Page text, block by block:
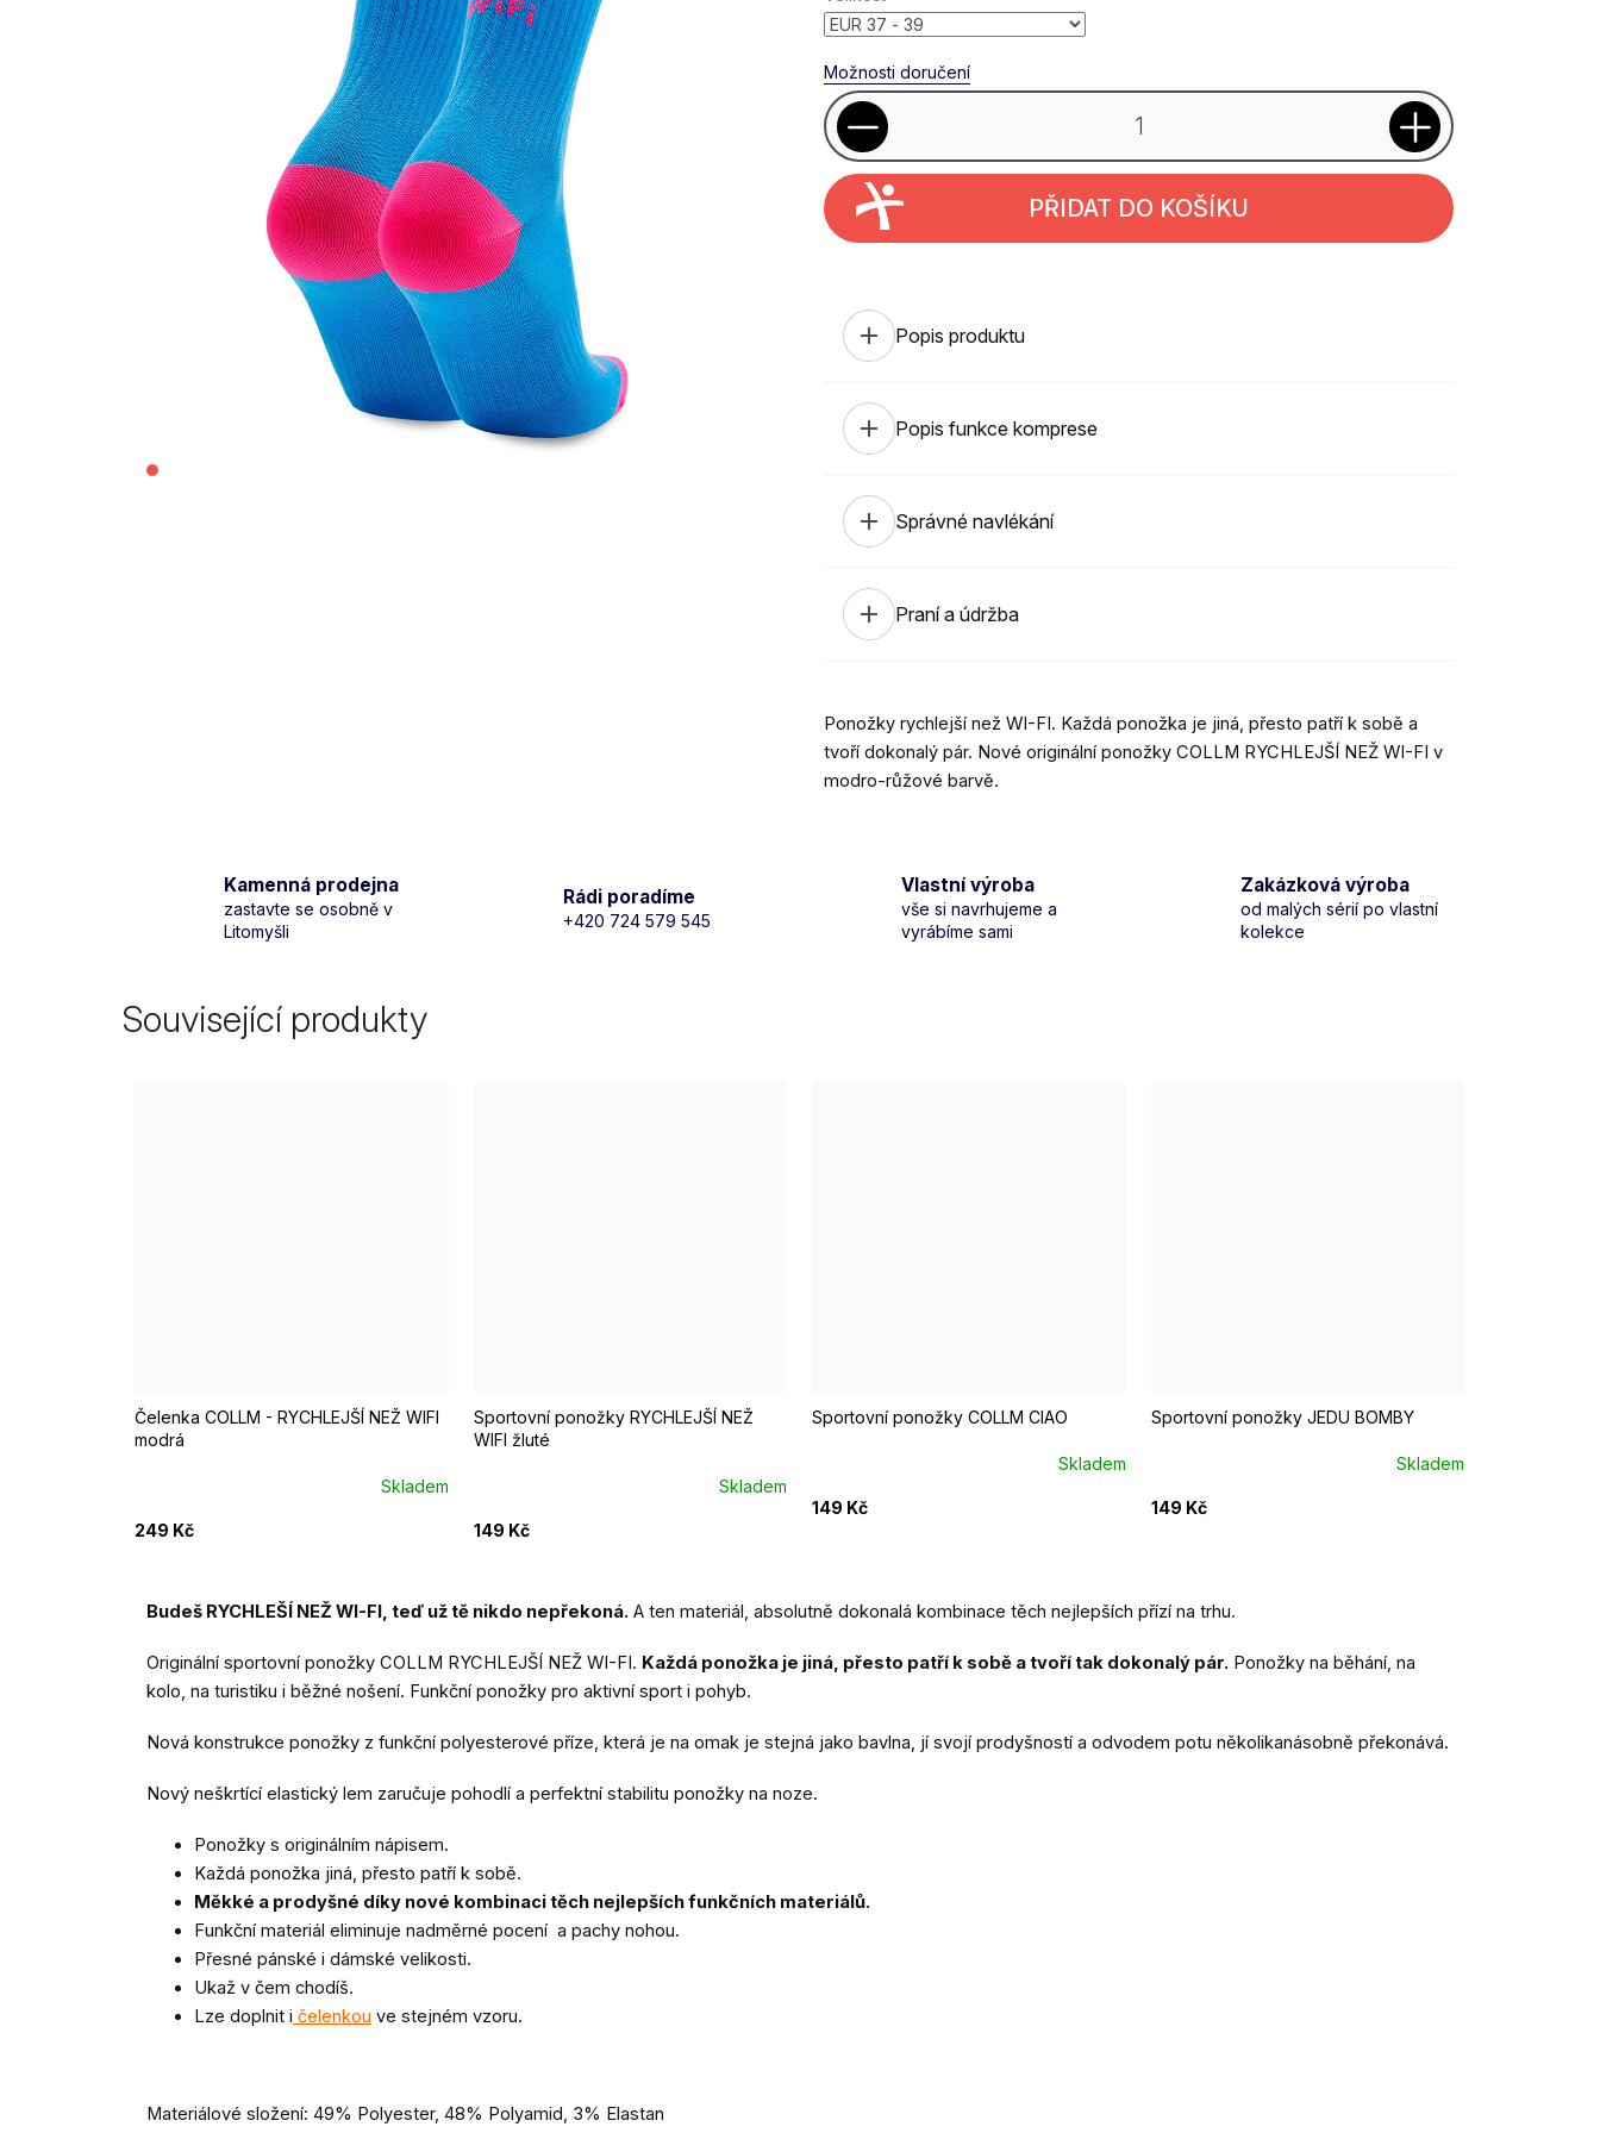
Možnosti doručení
PŘIDAT DO KOŠÍKU
add Popis produktu
add Popis funkce komprese
add Správné navlékání
add Praní a údržba
Ponožky rychlejší než WI-FI. Každá ponožka je jiná, přesto patří k sobě a
tvoří dokonalý pár. Nové originální ponožky COLLM RYCHLEJŠÍ NEŽ WI-FI v
modro-růžové barvě.
Kamenná prodejna
zastavte se osobně v
Litomyšli
Rádi poradíme
+420 724 579 545
Vlastní výroba
vše si navrhujeme a
vyrábíme sami
Zakázková výroba
od malých sérií po vlastní
kolekce
Související produkty
Čelenka COLLM - RYCHLEJŠÍ NEŽ WIFI
modrá
Skladem
249 Kč
Sportovní ponožky RYCHLEJŠÍ NEŽ
WIFI žluté
Skladem
149 Kč
Sportovní ponožky COLLM CIAO
Skladem
149 Kč
Sportovní ponožky JEDU BOMBY
Skladem
149 Kč
Budeš RYCHLEŠÍ NEŽ WI-FI, teď už tě nikdo nepřekoná. A ten materiál, absolutně dokonalá kombinace těch nejlepších přízí na trhu.
Originální sportovní ponožky COLLM RYCHLEJŠÍ NEŽ WI-FI. Každá ponožka je jiná, přesto patří k sobě a tvoří tak dokonalý pár. Ponožky na běhání, na
kolo, na turistiku i běžné nošení. Funkční ponožky pro aktivní sport i pohyb.
Nová konstrukce ponožky z funkční polyesterové příze, která je na omak je stejná jako bavlna, jí svojí prodyšností a odvodem potu několikanásobně překonává.
Nový neškrtící elastický lem zaručuje pohodlí a perfektní stabilitu ponožky na noze.
Ponožky s originálním nápisem.
Každá ponožka jiná, přesto patří k sobě.
Měkké a prodyšné díky nové kombinaci těch nejlepších funkčních materiálů.
Funkční materiál eliminuje nadměrné pocení a pachy nohou.
Přesné pánské i dámské velikosti.
Ukaž v čem chodíš.
Lze doplnit i čelenkou ve stejném vzoru.
Materiálové složení: 49% Polyester, 48% Polyamid, 3% Elastan